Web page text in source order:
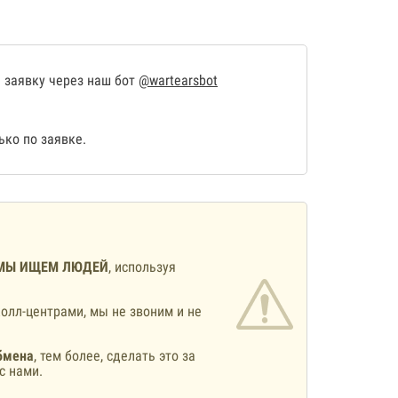
через наш бот @wartearsbot
по заявке.
ИЩЕМ ЛЮДЕЙ, используя
центрами, мы не звоним и не
, тем более, сделать это за
нами.